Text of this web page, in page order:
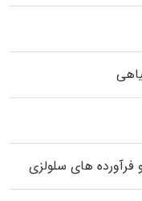
های سلولزی